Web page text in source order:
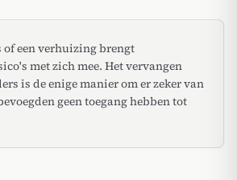
een verhuizing brengt
met zich mee. Het vervangen
is de enige manier om er zeker van
geen toegang hebben tot